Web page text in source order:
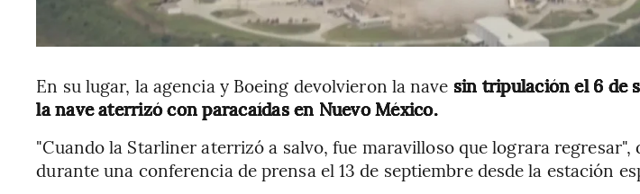
En su lugar, la agencia y Boeing devolvieron la nave sin tripulación el 6 de
la nave aterrizó con paracaídas en Nuevo México.
"Cuando la Starliner aterrizó a salvo, fue maravilloso que lograra regresar",
durante una conferencia de prensa el 13 de septiembre desde la estación